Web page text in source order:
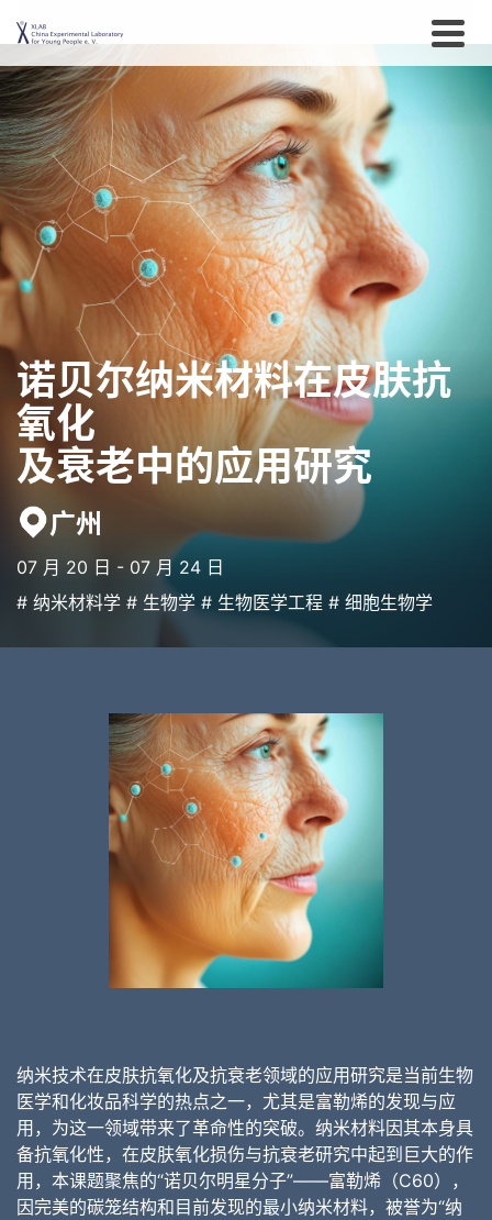
诺贝尔纳米材料在皮肤抗
氧化
及衰老中的应用研究
广州
07 月 20 日 - 07 月 24 日
# 纳米材料学 # 生物学 # 生物医学工程 # 细胞生物学
纳米技术在皮肤抗氧化及抗衰老领域的应用研究是当前生物
医学和化妆品科学的热点之一，尤其是富勒烯的发现与应
用，为这一领域带来了革命性的突破。纳米材料因其本身具
备抗氧化性，在皮肤氧化损伤与抗衰老研究中起到巨大的作
用，本课题聚焦的“诺贝尔明星分子”——富勒烯（C60），
因完美的碳笼结构和目前发现的最小纳米材料，被誉为“纳